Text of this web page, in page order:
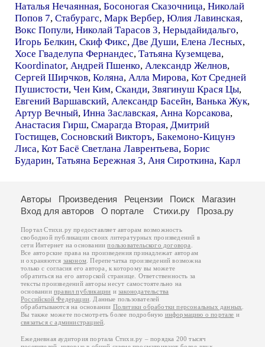
Наталья Нечаянная, Босоногая Сказочница, Николай
Попов 7, Стабурагс, Марк Вербер, Юлия Лавинская,
Вокс Попули, Николай Тарасов 3, Нерыдайидальго,
Игорь Белкин, Скиф Фикс, Две Души, Елена Лесных,
Хосе Гваделупа Фернандес, Татьяна Куземцева,
Koordinator, Андрей Пшенко, Александр Желнов,
Сергей Ширчков, Коляна, Алла Мирова, Кот Средней
Пушистости, Чен Ким, Сканди, Звягинуш Крася Цы,
Евгений Варшавский, Александр Басейн, Ванька Жук,
Артур Вечный, Инна Заславская, Анна Корсакова,
Анастасия Гирш, Смарагда Вторая, Дмитрий
Гостищев, Сосновский Викторъ, Бакемоно-Кицунэ
Лиса, Кот Басё Светлана Лаврентьева, Борис
Бударин, Татьяна Бережная 3, Аня Сироткина, Карл
Авторы Произведения Рецензии Поиск
Магазин
Вход для авторов
О портале Стихи.ру Проза.ру
Портал Стихи.ру предоставляет авторам возможность
свободной публикации своих литературных произведений в
сети Интернет на основаниипользовательского договора.
Все авторские права на произведения принадлежат авторам
и охраняются законом. Перепечатка произведений возможна
только с согласия его автора, к которому вы можете
обратиться на его авторской странице. Ответственность за
тексты произведений авторы несут самостоятельно на
основанииправил публикации изаконодательства
Российской Федерации. Данные пользователей
обрабатываются на основании Политики обработки персональных данных.
Вы также можете посмотреть более подробную информацию о портале и
связаться с администрацией.
Ежедневная аудитория портала Стихи.ру – порядка 200 тысяч